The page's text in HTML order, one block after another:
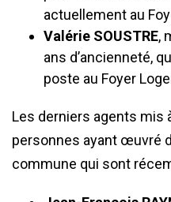
actuellement au
Valérie SOUSTRE,
ans d’ancienneté,
poste au Foyer
Les derniers agents mis
personnes ayant œuvré
commune qui sont